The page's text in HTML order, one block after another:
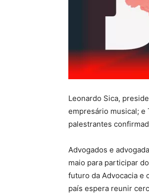
Leonardo Sica,
empresário musical; e
palestrantes
Advogados e
maio para participar
futuro da Advocacia e
país espera reunir